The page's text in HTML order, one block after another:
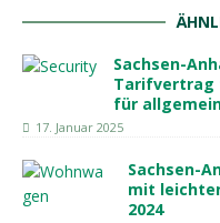
Sachsen-
Tarifvertrag
für
17. Januar 2025
Sachsen-
mit
2024